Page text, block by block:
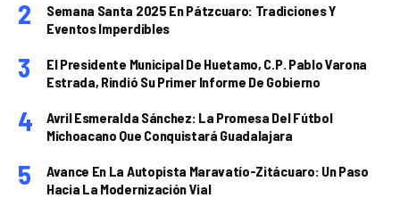
Semana Santa 2025 En Pátzcuaro: Tradiciones Y
Eventos Imperdibles
El Presidente Municipal De Huetamo, C.P. Pablo Varona
Estrada, Rindió Su Primer Informe De Gobierno
Avril Esmeralda Sánchez: La Promesa Del Fútbol
Michoacano Que Conquistará Guadalajara
Avance En La Autopista Maravatío-Zitácuaro: Un Paso
Hacia La Modernización Vial